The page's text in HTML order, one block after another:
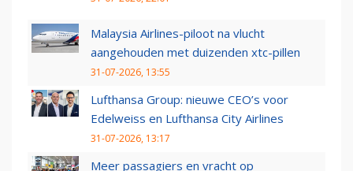
Malaysia Airlines-piloot na vlucht
aangehouden met duizenden xtc-pillen
31-07-2026, 13:55
Lufthansa Group: nieuwe CEO’s voor
Edelweiss en Lufthansa City Airlines
31-07-2026, 13:17
Meer passagiers en vracht op